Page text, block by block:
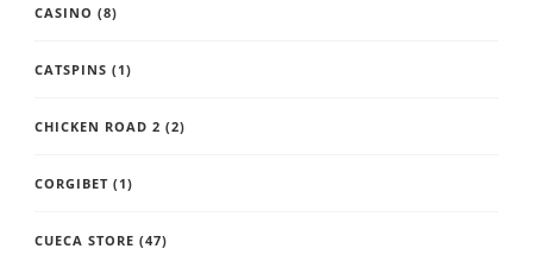
CASINO (8)
CATSPINS (1)
CHICKEN ROAD 2 (2)
CORGIBET (1)
CUECA STORE (47)